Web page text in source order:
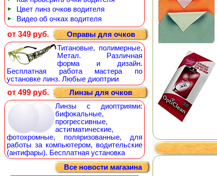
► Цвет линз очков водителя
► Видео об очках водителя
от 349 руб.
Оправы для очков
Титановые, полимерные,
Метал. Различная
форма и дизайн.
Бесплатная работа мастера по
установке линз. Любые диоптрии
от 499 руб.
Линзы для очков
Линзы с диоптриями:
бифокальные,
прогрессивные,
астигматические,
фотохромные, поляризованные, для
работы за компьютером, водительские
(антифары). Бесплатная установка
Все новости магазина